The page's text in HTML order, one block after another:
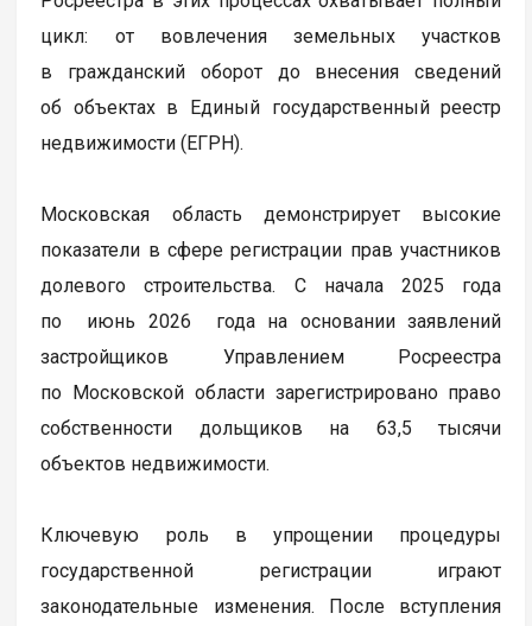
цикл: от вовлечения земельных участков
в гражданский оборот до внесения сведений
об объектах в Единый государственный реестр
недвижимости (ЕГРН).
Московская область демонстрирует высокие
показатели в сфере регистрации прав участников
долевого строительства. С начала 2025 года
по июнь 2026 года на основании заявлений
застройщиков Управлением Росреестра
по Московской области зарегистрировано право
собственности дольщиков на 63,5 тысячи
объектов недвижимости.
Ключевую роль в упрощении процедуры
государственной регистрации играют
законодательные изменения. После вступления